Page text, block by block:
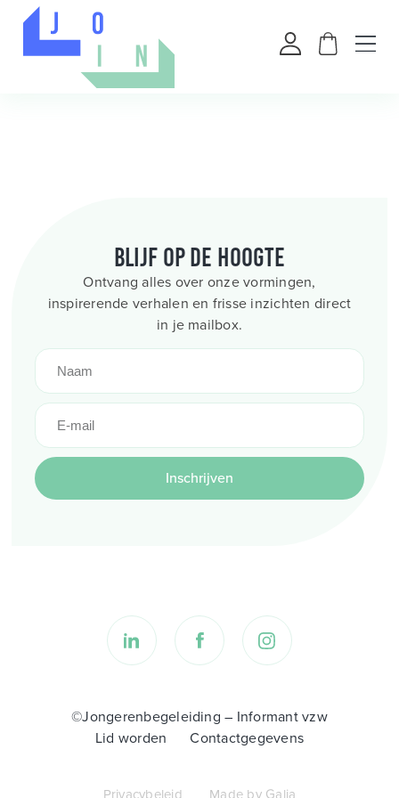
Blijf op de hoogte
Ontvang alles over onze vormingen,
inspirerende verhalen en frisse inzichten direct
in je mailbox.
Inschrijven
©Jongerenbegeleiding – Informant vzw
Lid worden
Contactgegevens